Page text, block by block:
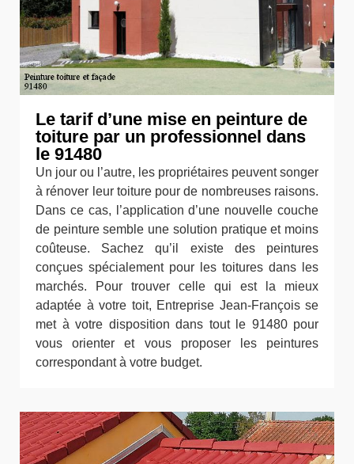
Le tarif d’une mise en peinture de
toiture par un professionnel dans
le 91480
Un jour ou l’autre, les propriétaires peuvent songer
à rénover leur toiture pour de nombreuses raisons.
Dans ce cas, l’application d’une nouvelle couche
de peinture semble une solution pratique et moins
coûteuse. Sachez qu’il existe des peintures
conçues spécialement pour les toitures dans les
marchés. Pour trouver celle qui est la mieux
adaptée à votre toit, Entreprise Jean-François se
met à votre disposition dans tout le 91480 pour
vous orienter et vous proposer les peintures
correspondant à votre budget.